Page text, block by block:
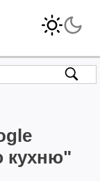
кухню"